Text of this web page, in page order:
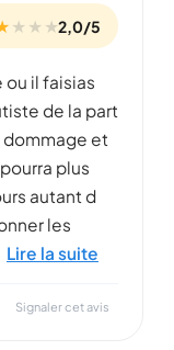
★ ★ ★2,0/5
ou il faisias
de la part
dommage et
plus
autant d
les
Lire la suite
Signaler cet avis